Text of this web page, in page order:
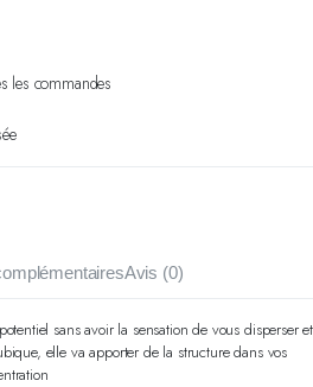
les commandes
Avis (0)
sans avoir la sensation de vous disperser et
elle va apporter de la structure dans vos